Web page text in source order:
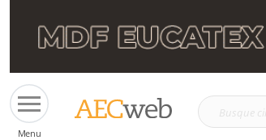
Menu
Busque